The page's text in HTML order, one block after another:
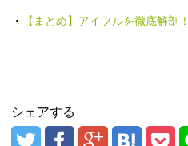
・ 【まとめ】アイフルを徹底解剖！
シェアする